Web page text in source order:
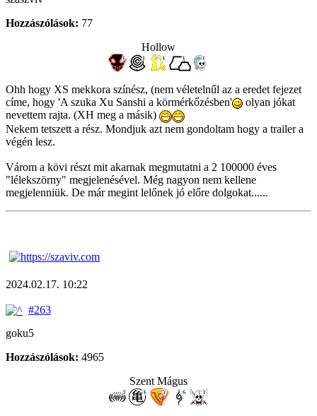
Hozzászólások: 77
Hollow
Ohh hogy XS mekkora színész, (nem véletelnűl az a eredet fejezet
címe, hogy 'A szuka Xu Sanshi a körmérkőzésben'
olyan jókat
nevettem rajta. (XH meg a másik)
Nekem tetszett a rész. Mondjuk azt nem gondoltam hogy a trailer a
végén lesz.
Várom a kövi részt mit akarnak megmutatni a 2 100000 éves
"lélekszörny" megjelenésével. Még nagyon nem kellene
megjelenniük. De már megint lelőnek jó előre dolgokat......
2024.02.17. 10:22
#263
goku5
Hozzászólások: 4965
Szent Mágus